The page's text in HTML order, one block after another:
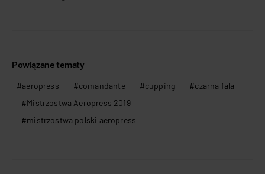
Powiązane tematy
aeropress comandante cupping
czarna fala
Mistrzostwa Aeropress 2019
mistrzostwa polski aeropress